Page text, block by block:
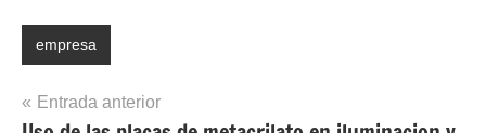
empresa
Navegación
Entrada anterior